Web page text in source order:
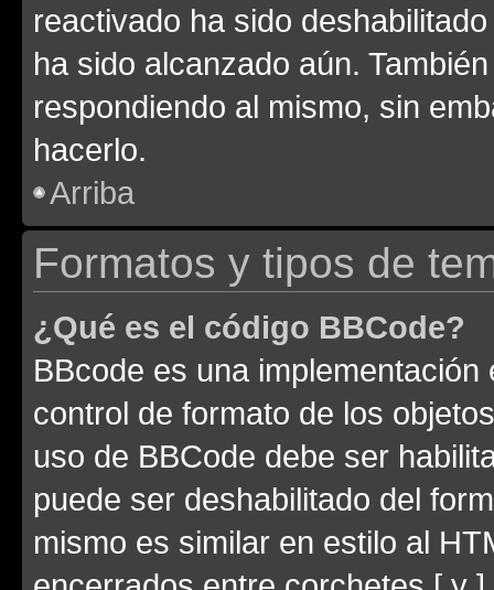
reactivado ha sido
ha sido alcanzado aún.
respondiendo al mismo, sin
hacerlo.
Arriba
Formatos y tipos de
¿Qué es el código BBCode?
BBcode es una
control de formato de los
uso de BBCode debe ser
puede ser deshabilitado del
mismo es similar en estilo al